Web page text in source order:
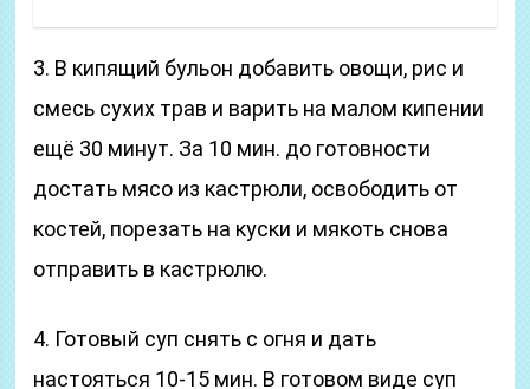
3. В кипящий бульон добавить овощи, рис и
смесь сухих трав и варить на малом кипении
ещё 30 минут. За 10 мин. до готовности
достать мясо из кастрюли, освободить от
костей, порезать на куски и мякоть снова
отправить в кастрюлю.
4. Готовый суп снять с огня и дать
настояться 10-15 мин. В готовом виде суп